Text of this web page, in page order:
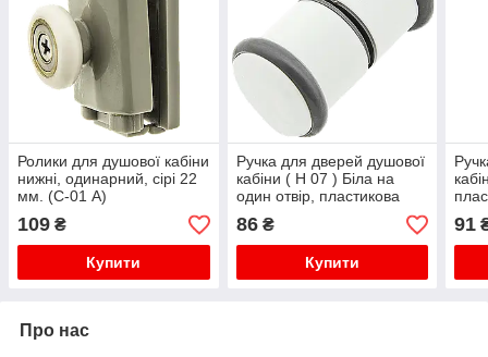
Ролики для душової кабіни
нижні, одинарний, сірі 22
мм. (С-01 А)
109 ₴
Купити
Ручка для дверей душової
кабіни ( Н 07 ) Біла на
один отвір, пластикова
86₴
Купити
91
Про нас